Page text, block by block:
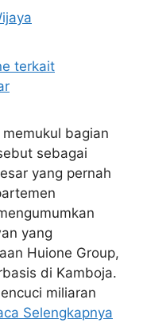
bagian
sebagai
yang pernah
yang
Huione Group,
di Kamboja.
miliaran
Selengkapnya